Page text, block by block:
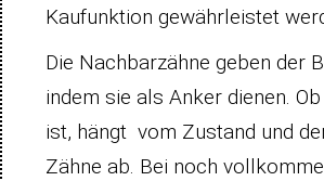
Kaufunktion gewährleistet
Die Nachbarzähne geben der
indem sie als Anker dienen.
ist, hängt vom Zustand und
Zähne ab. Bei noch